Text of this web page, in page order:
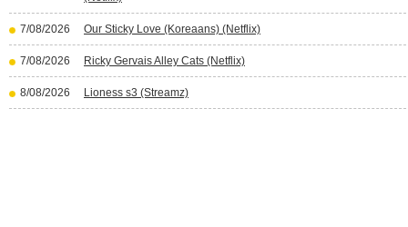
7/08/2026 Our Sticky Love (Koreaans) (Netflix)
7/08/2026 Ricky Gervais Alley Cats (Netflix)
8/08/2026 Lioness s3 (Streamz)